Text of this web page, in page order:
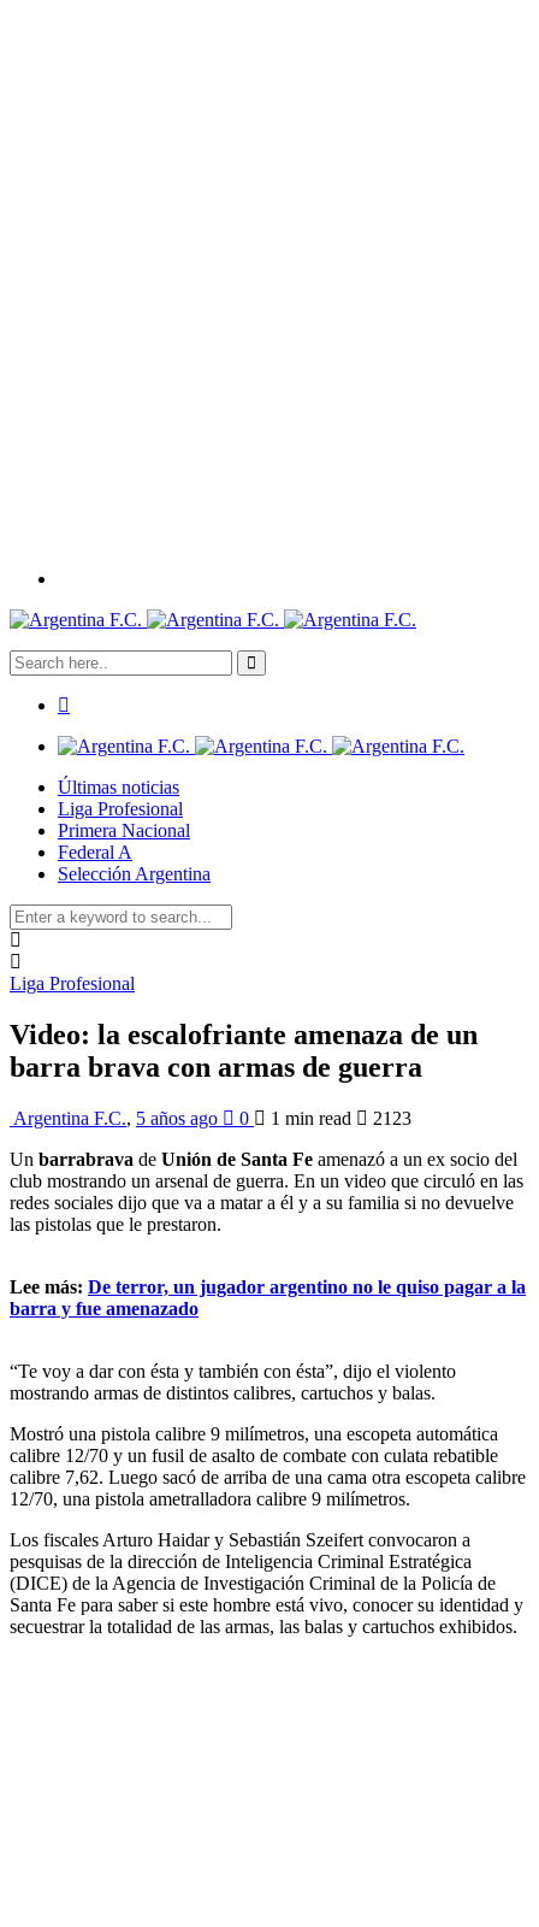
Últimas noticias
Liga Profesional
Primera Nacional
Federal A
Selección Argentina
Liga Profesional
Video: la escalofriante amenaza de un
barra brava con armas de guerra
Argentina F.C., 5 años ago 0 1 min read
2123
Un barrabrava de Unión de Santa Fe amenazó a un ex socio del
club mostrando un arsenal de guerra. En un video que circuló en las
redes sociales dijo que va a matar a él y a su familia si no devuelve
las pistolas que le prestaron.
Lee más: De terror, un jugador argentino no le quiso pagar a la
barra y fue amenazado
“Te voy a dar con ésta y también con ésta”, dijo el violento
mostrando armas de distintos calibres, cartuchos y balas.
Mostró una pistola calibre 9 milímetros, una escopeta automática
calibre 12/70 y un fusil de asalto de combate con culata rebatible
calibre 7,62. Luego sacó de arriba de una cama otra escopeta calibre
12/70, una pistola ametralladora calibre 9 milímetros.
Los fiscales Arturo Haidar y Sebastián Szeifert convocaron a
pesquisas de la dirección de Inteligencia Criminal Estratégica
(DICE) de la Agencia de Investigación Criminal de la Policía de
Santa Fe para saber si este hombre está vivo, conocer su identidad y
secuestrar la totalidad de las armas, las balas y cartuchos exhibidos.